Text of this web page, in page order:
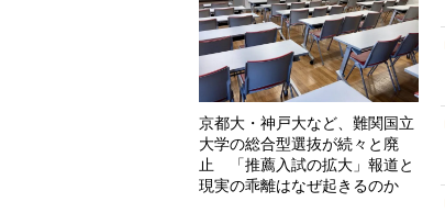
京都大・神戸大など、難関国立
大学の総合型選抜が続々と廃
止 「推薦入試の拡大」報道と
現実の乖離はなぜ起きるのか